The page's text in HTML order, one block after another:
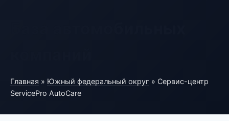
Главная » Южный федеральный округ » Сервис-центр
ServicePro AutoCare